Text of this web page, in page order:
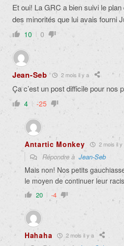
Et oui! La GRC a bien suivi le plan
des minorités que lui avais fourni
10 0
Jean-Seb 2 mois il y a
Ça c’est un post difficile pour nos
4 -25
Antartic Monkey 2 mois il y
Répondre à Jean-Seb
Mais non! Nos petits
le moyen de continuer leur
20 -4
Hahaha 2 mois il y a